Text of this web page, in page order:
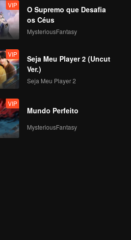
VIP
O Supremo que Desafia
os Céus
MysteriousFantasy
VIP
Seja Meu Player 2 (Uncut
Ver.)
Seja Meu Player 2
VIP
Mundo Perfeito
MysteriousFantasy